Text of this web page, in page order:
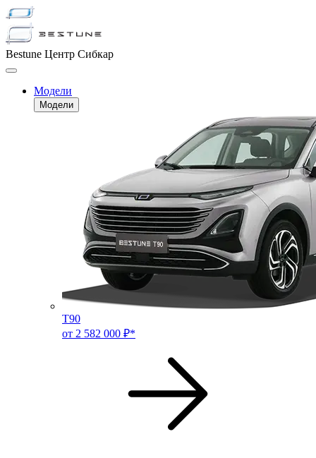
Bestune Центр Сибкар
Модели
Модели
T90
от 2 582 000 ₽*